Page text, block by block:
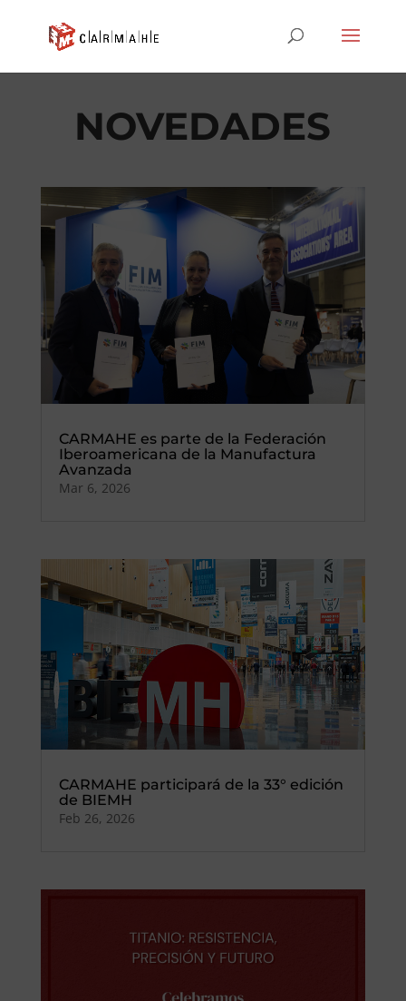
NOVEDADES
CARMAHE es parte de la Federación
Iberoamericana de la Manufactura
Avanzada
Mar 6, 2026
CARMAHE participará de la 33° edición
de BIEMH
Feb 26, 2026